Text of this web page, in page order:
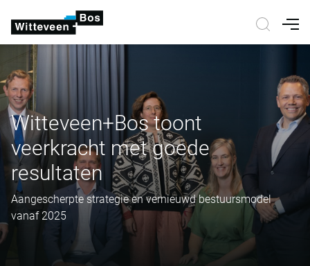
Witteveen+Bos toont
veerkracht met goede
resultaten
Aangescherpte strategie en vernieuwd bestuursmodel
vanaf 2025